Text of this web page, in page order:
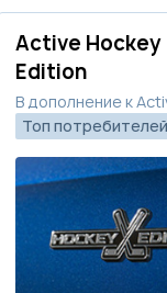
Active Hockey
Edition
В дополнение к
Топ потребителей